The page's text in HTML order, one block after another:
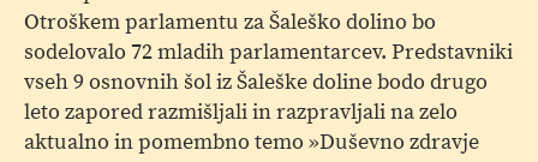
Otroškem parlamentu za Šaleško dolino bo
sodelovalo 72 mladih parlamentarcev. Predstavniki
vseh 9 osnovnih šol iz Šaleške doline bodo drugo
leto zapored razmišljali in razpravljali na zelo
aktualno in pomembno temo »Duševno zdravje